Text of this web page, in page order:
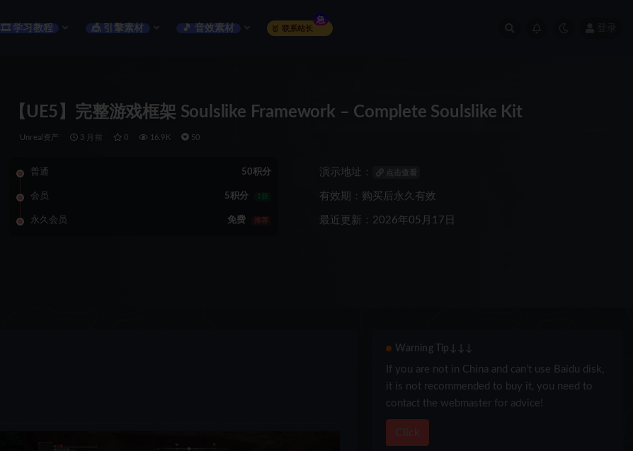
🎞️ 学习教程 🎪 引擎素材 🎵 音效素材 🥇 联系站长
急
【UE5】完整游戏框架 Soulslike Framework – Complete Soulslike Kit
Unreal资产 3 月前 0 16.9K 50
普通 50积分
会员 5积分 1折
永久会员 免费 推荐
演示地址： 点击查看
有效期：购买后永久有效
最近更新：2026年05月17日
Warning Tip↓↓↓
If you are not in China and can’t use Baidu disk,
it is not recommended to buy it, you need to
contact the webmaster for advice!
Click